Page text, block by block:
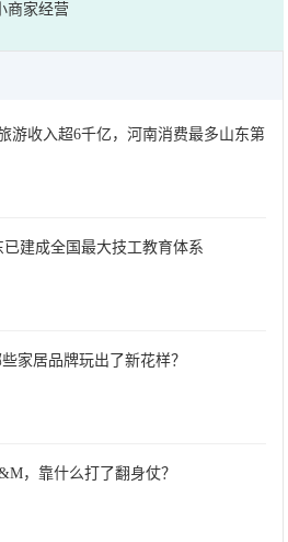
商家经营
游收入超6千亿，河南消费最多山东第
建成全国最大技工教育体系
家居品牌玩出了新花样？
，靠什么打了翻身仗？